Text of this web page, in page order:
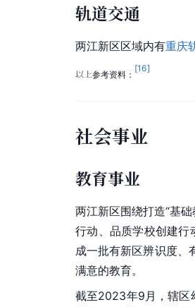
轨道交通
两江新区区域内有重庆
以上参考资料：
[16]
社会事业
教育事业
两江新区围绕打造“基
行动、品质学校创建行
成一批有新区辨识度、
满意的教育。
截至2023年9月，辖区